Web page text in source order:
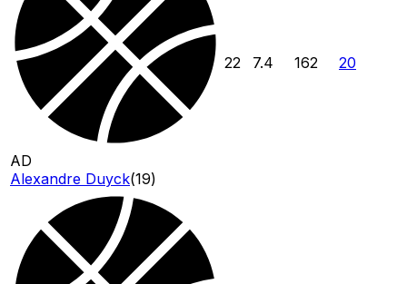
AD
Alexandre Duyck(19)
22 7.4 162 20